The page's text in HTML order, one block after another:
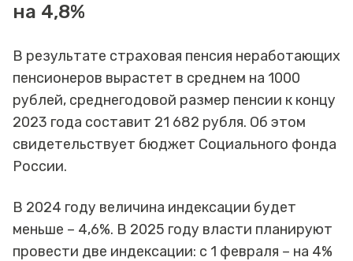
на 4,8%
В результате страховая пенсия неработающих
пенсионеров вырастет в среднем на 1000
рублей, среднегодовой размер пенсии к концу
2023 года составит 21 682 рубля. Об этом
свидетельствует бюджет Социального фонда
России.
В 2024 году величина индексации будет
меньше – 4,6%. В 2025 году власти планируют
провести две индексации: с 1 февраля – на 4%